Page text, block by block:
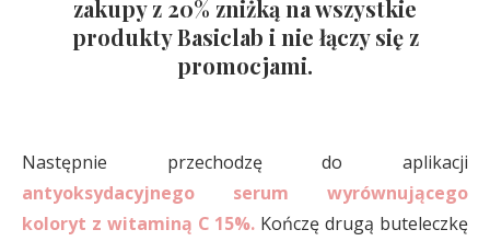
zakupy z 20% zniżką na wszystkie
produkty Basiclab i nie łączy się z
promocjami.
Następnie przechodzę do aplikacji
antyoksydacyjnego serum wyrównującego
koloryt z witaminą C 15%. Kończę drugą buteleczkę